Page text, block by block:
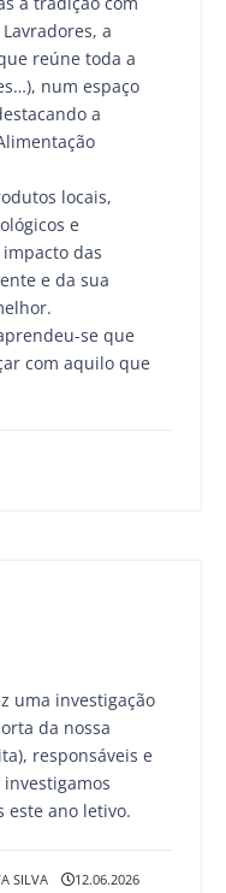
a
reúne toda a
num espaço
a
locais,
e
das
e da sua
se que
com aquilo que
uma investigação
da nossa
responsáveis e
este ano letivo.
SILVA 12.06.2026